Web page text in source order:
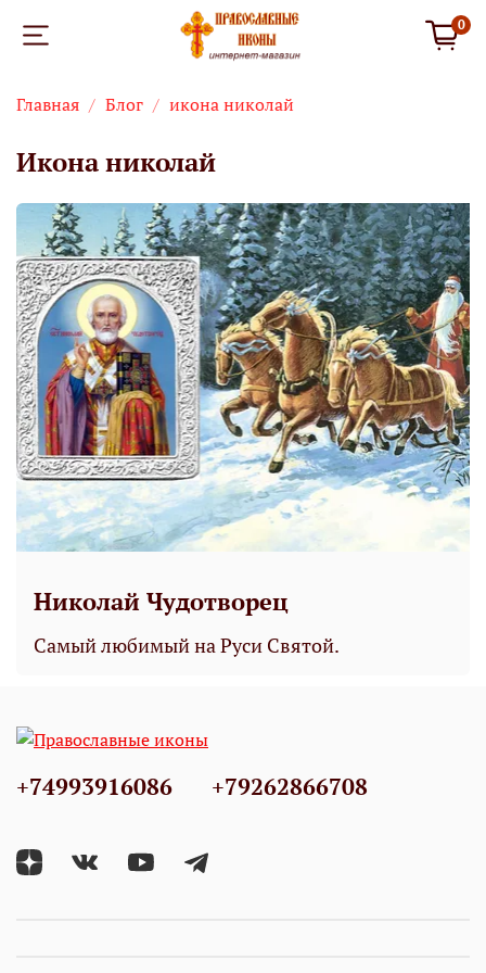
0
Главная Блог икона николай
икона николай
Николай Чудотворец
Самый любимый на Руси Святой.
+74993916086 +79262866708